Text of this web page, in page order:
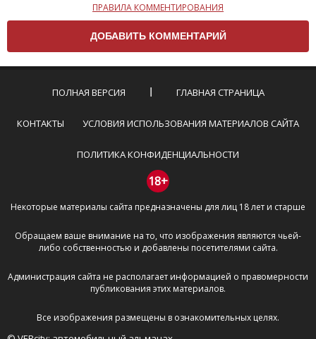
Чтобы ваш комментарий был опубликован на сайте,
вам нужно придерживаться следующих правил:
Комментарий не может быть слишком
эмоциональных высказываний.
Не стоит отклоняться от предмета обсуждения.
Пожалуйста, не используйте в комментарие
призывы к насилию и высказывания,
направленные на разжигание расовой,
межнациональной и религиозной розни —
пожалейте наших модераторов, они кстати
очень славные ребята, поверьте.
буквами.
Не копируйте рецензии с других сайтов, нам
важно именно ваше мнение.
Не размещайте рекламу!
И запаситесь терпением, все комментарии
публикуются только после модерации, поэтому ваш
ПРАВИЛА КОММЕНТИРОВАНИЯ
ПОЛНАЯ ВЕРСИЯ ГЛАВНАЯ СТРАНИЦА
КОНТАКТЫ УСЛОВИЯ ИСПОЛЬЗОВАНИЯ МАТЕРИАЛОВ САЙТА
ПОЛИТИКА КОНФИДЕНЦИАЛЬНОСТИ
18+
Некоторые материалы сайта предназначены для лиц 18 лет и старше
Обращаем ваше внимание на то, что изображения являются чьей-
либо собственностью и добавлены посетителями сайта.
Администрация сайта не располагает информацией о правомерности
публикования этих материалов.
Все изображения размещены в ознакомительных целях.